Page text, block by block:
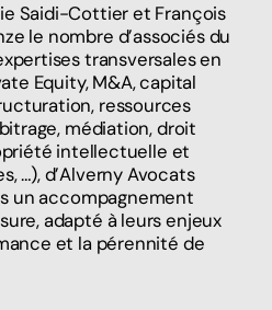
Saidi-Cottier et François
le nombre d’associés du
transversales en
Equity, M&A, capital
ressources
médiation, droit
intellectuelle et
…), d’Alverny Avocats
un accompagnement
adapté à leurs enjeux
et la pérennité de